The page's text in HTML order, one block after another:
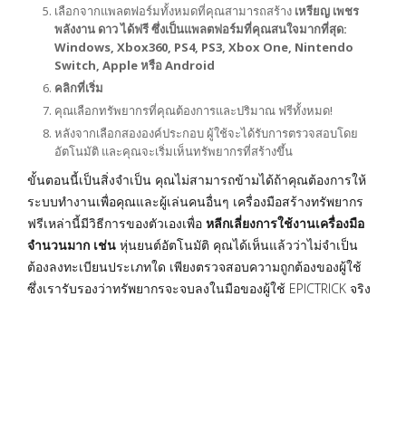
เลือกจากแพลตฟอร์มทั้งหมดที่คุณสามารถสร้าง เหรียญ เพชร
พลังงาน ดาว ได้ฟรี ซึ่งเป็นแพลตฟอร์มที่คุณสนใจมากที่สุด:
Windows, Xbox360, PS4, PS3, Xbox One, Nintendo
Switch, Apple หรือ Android
คลิกที่เริ่ม
คุณเลือกทรัพยากรที่คุณต้องการและปริมาณ ฟรีทั้งหมด!
หลังจากเลือกสององค์ประกอบ ผู้ใช้จะได้รับการตรวจสอบโดย
อัตโนมัติ และคุณจะเริ่มเห็นทรัพยากรที่สร้างขึ้น
ขั้นตอนนี้เป็นสิ่งจำเป็น คุณไม่สามารถข้ามได้ถ้าคุณต้องการให้
ระบบทำงานเพื่อคุณและผู้เล่นคนอื่นๆ เครื่องมือสร้างทรัพยากร
ฟรีเหล่านี้มีวิธีการของตัวเองเพื่อ หลีกเลี่ยงการใช้งานเครื่องมือ
จำนวนมาก เช่น หุ่นยนต์อัตโนมัติ คุณได้เห็นแล้วว่าไม่จำเป็น
ต้องลงทะเบียนประเภทใด เพียงตรวจสอบความถูกต้องของผู้ใช้
ซึ่งเรารับรองว่าทรัพยากรจะจบลงในมือของผู้ใช้ EPICTRICK จริง